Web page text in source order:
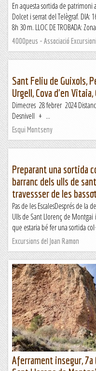
En aquesta sortida de patrimoni
Dolcet i serrat del Telègraf. DIA:
8h 30 m. LLOC DE TROBADA:
4000peus - Associació
Sant Feliu de Guixols,
Urgell, Cova d'en
Dimecres 28 febrer 2024
Desnivell + ...
Esqui Montseny
Preparant una sortida
barranc dels ulls de
travessser de les
Pas de les EscalesDesprés de la
Ulls de Sant Llorenç de
que estaria bé fer una sortida
Excursions del Joan Ramon
Aferrament insegur, 7a